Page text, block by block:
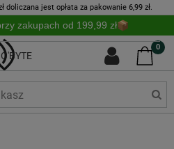
doliczana jest opłata za pakowanie 6,99 zł.
zakupach od 199,99 zł
0
O'BYTE